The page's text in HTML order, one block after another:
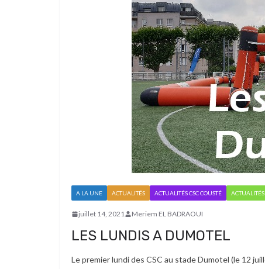
A LA UNE ACTUALITÉS ACTUALITÉS CSC COUSTÉ
juillet 14, 2021 Meriem EL BADRAOUI
LES LUNDIS A DUMOTEL
Le premier lundi des CSC au stade Dumotel (le 12